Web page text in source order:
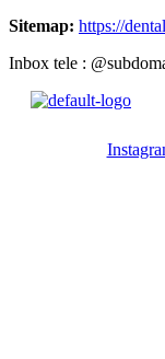
Sitemap: https://
Inbox tele :